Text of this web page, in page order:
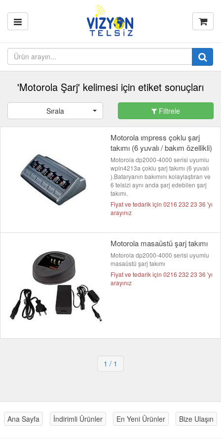
'Motorola Şarj' kelimesi için etiket sonuçları
Sırala Filtrele
Motorola ımpress çoklu şarj
takımı (6 yuvalı / bakım özellikli)
Motorola dp2000-4000 serisi uyumlu
wpln4213a çoklu şarj takımı (6 yuvalı
).Bataryanın bakımını kolaylaştıran ve
6 telsizi aynı anda şarj edebilen şarj
takımı.
Fiyat ve tedarik için 0216 232 23 36 'yı
arayınız
Motorola masaüstü şarj takımı
Motorola dp2000-4000 serisi uyumlu
masaüstü şarj takımı
Fiyat ve tedarik için 0216 232 23 36 'yı
arayınız
1 / 1
Ana Sayfa İndirimli Ürünler En Yeni Ürünler Bize Ulaşın